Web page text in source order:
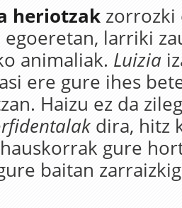
heriotzak zorrozki
larriki
animaliak. Luizia
ere gure ihes
Haizu ez da
dira, hitz
gure
baitan